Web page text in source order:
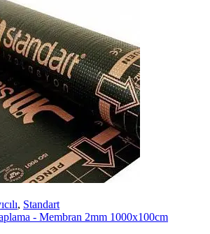
, Standart
- Membran 2mm 1000x100cm